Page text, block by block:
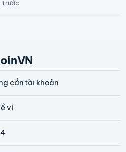
trước
cần tài khoản
ví